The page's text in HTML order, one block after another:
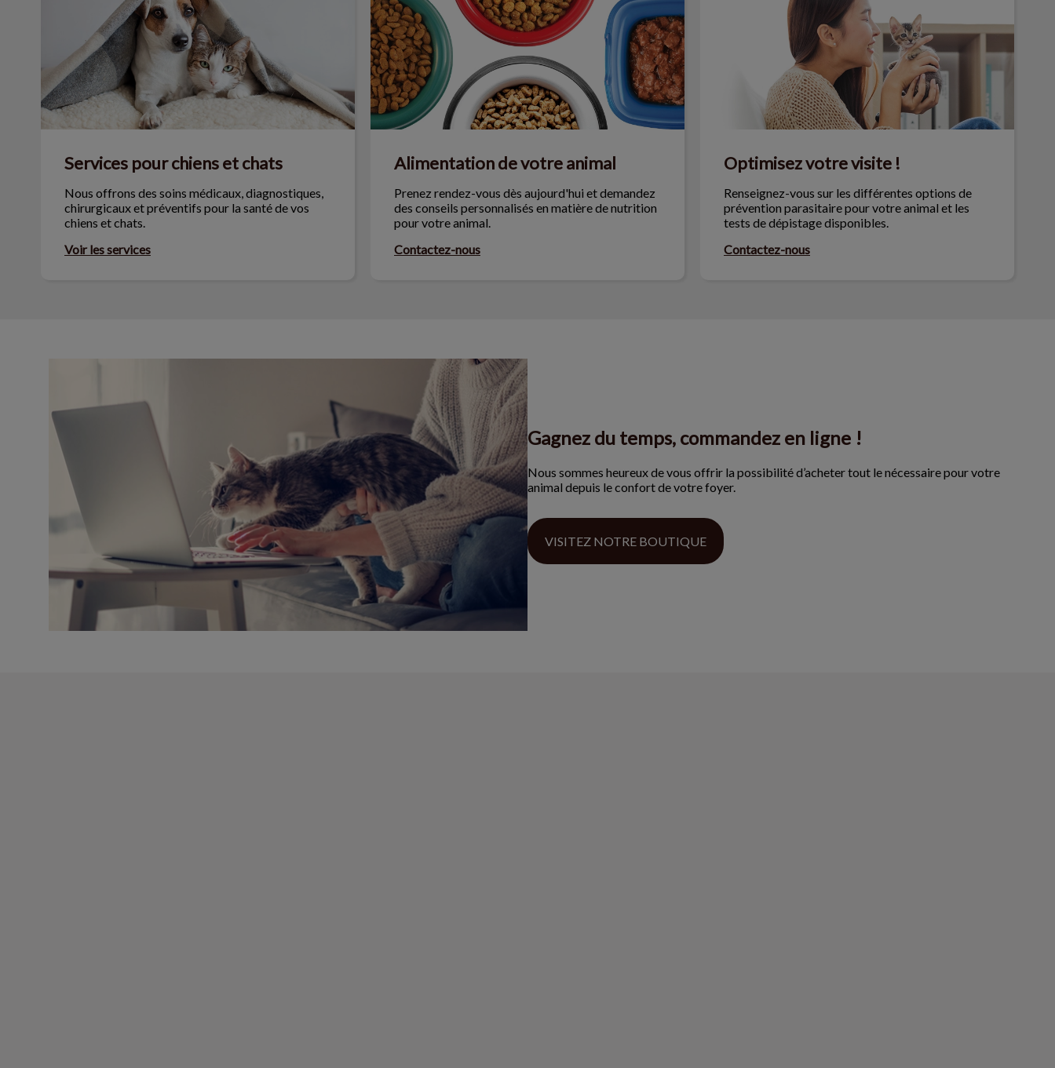
Services pour chiens et chats
Nous offrons des soins médicaux, diagnostiques,
chirurgicaux et préventifs pour la santé de vos
chiens et chats.
Voir les services
Alimentation de votre animal
Prenez rendez-vous dès aujourd'hui et demandez
des conseils personnalisés en matière de nutrition
pour votre animal.
Contactez-nous
Optimisez votre visite !
Renseignez-vous sur les différentes options de
prévention parasitaire pour votre animal et les
tests de dépistage disponibles.
Contactez-nous
Gagnez du temps, commandez en ligne !
Nous sommes heureux de vous offrir la possibilité d’acheter tout le nécessaire pour votre
animal depuis le confort de votre foyer.
VISITEZ NOTRE BOUTIQUE